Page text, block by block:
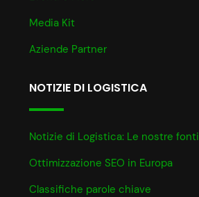
Media Kit
Aziende Partner
NOTIZIE DI LOGISTICA
Notizie di Logistica: Le nostre fonti
Ottimizzazione SEO in Europa
Classifiche parole chiave